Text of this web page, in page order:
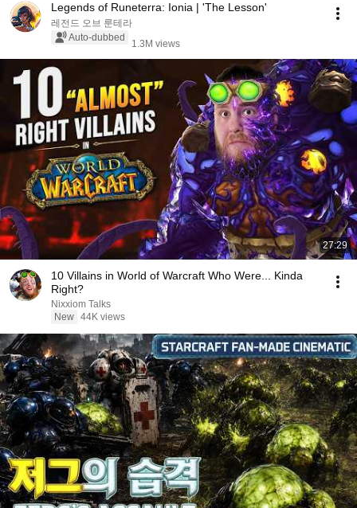
Legends of Runeterra: Ionia | 'The Lesson'
레전드 오브 룬테라
Auto-dubbed
1.3M views
27:29
10 Villains in World of Warcraft Who Were... Kinda
Right?
Nixxiom Talks
New 44K views